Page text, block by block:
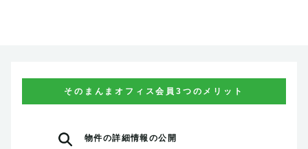
そのまんまオフィス会員3つのメリット
物件の詳細情報の公開